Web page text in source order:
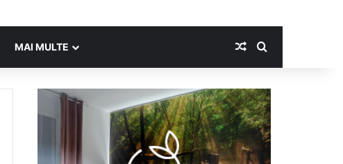
MAI MULTE Random Article